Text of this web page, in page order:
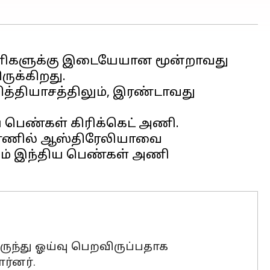
இடையேயான மூன்றாவது
இரண்டாவது
பெண்கள் கிரிக்கெட் அணி.
ஆஸ்திரேலியாவை
இந்திய பெண்கள் அணி
ஓய்வு பெறவிருப்பதாக